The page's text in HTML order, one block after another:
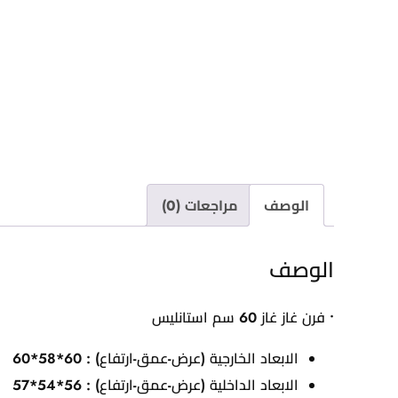
الوصف مراجعات (0)
الوصف
• فرن غاز غاز 60 سم استانليس
الابعاد الخارجية (عرض-عمق-ارتفاع) : 60*58*60
الابعاد الداخلية (عرض-عمق-ارتفاع) : 56*54*57